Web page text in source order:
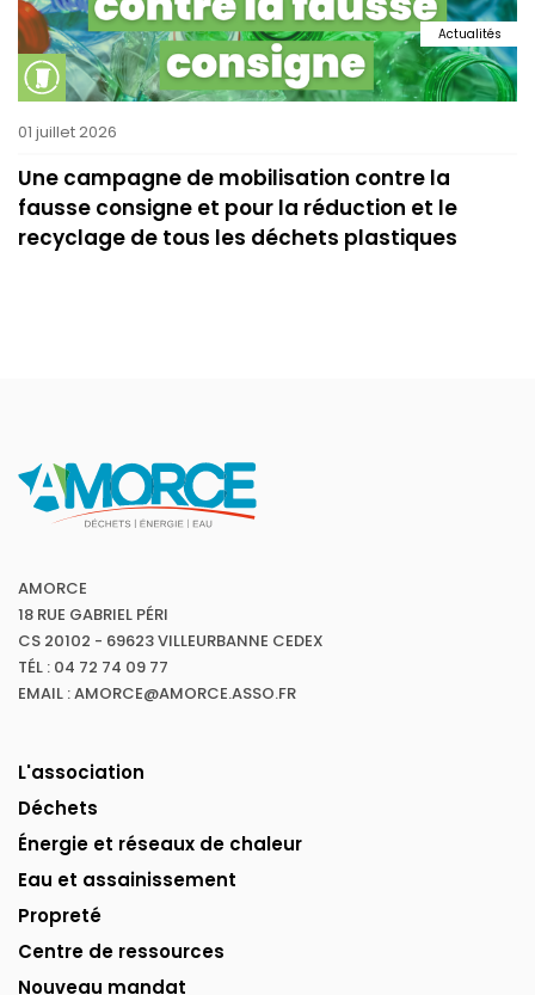
Actualités
01 juillet 2026
Une campagne de mobilisation contre la
fausse consigne et pour la réduction et le
recyclage de tous les déchets plastiques
AMORCE
18 RUE GABRIEL PÉRI
CS 20102 - 69623 VILLEURBANNE CEDEX
TÉL : 04 72 74 09 77
EMAIL : AMORCE@AMORCE.ASSO.FR
L'association
Déchets
Énergie et réseaux de chaleur
Eau et assainissement
Propreté
Centre de ressources
Nouveau mandat